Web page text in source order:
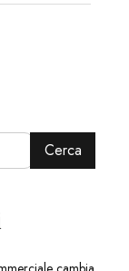
Cerca